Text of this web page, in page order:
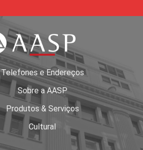
Telefones e Endereços
Sobre a AASP
Produtos & Serviços
Cultural